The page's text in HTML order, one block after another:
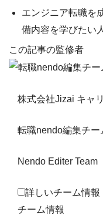
エンジニア転職を
備内容を学びたい人
この記事の監修者
株式会社Jizai キャ
転職nendo編集チー
Nendo Editer Team
詳しいチーム情報
チーム情報